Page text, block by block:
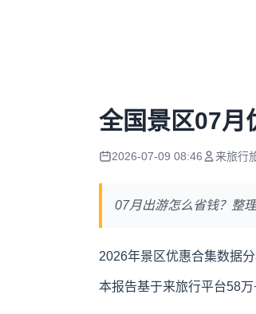
全国景区07月
2026-07-09 08:46 来旅行
07月出游怎么省钱？整
2026年景区优惠合集数据
本报告基于来旅行平台58